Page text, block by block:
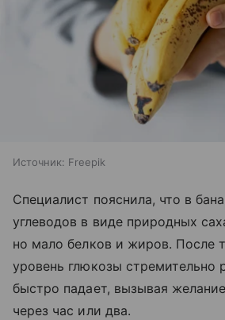
Источник: Freepik
Специалист пояснила, что в
углеводов в виде природных
но мало белков и жиров. После
уровень глюкозы стремительно
быстро падает, вызывая
через час или два.